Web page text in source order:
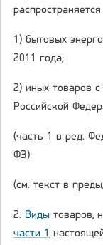
1) бытовых
2011 года;
2) иных товаров с
Российской
(часть 1 в ред.
ФЗ)
(см. текст в
2. Виды товаров,
части 1